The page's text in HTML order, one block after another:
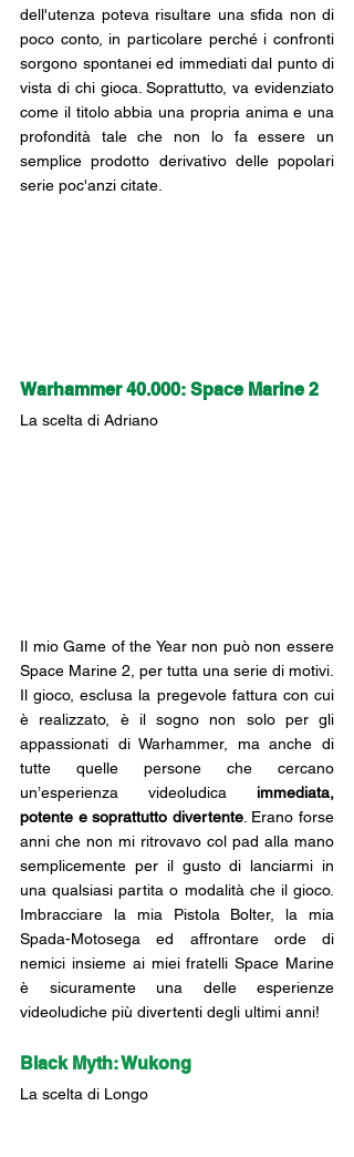
dell'utenza poteva risultare una sfida non di
poco conto, in particolare perché i confronti
sorgono spontanei ed immediati dal punto di
vista di chi gioca. Soprattutto, va evidenziato
come il titolo abbia una propria anima e una
profondità tale che non lo fa essere un
semplice prodotto derivativo delle popolari
serie poc'anzi citate.
Warhammer 40.000: Space Marine 2
La scelta di Adriano
Il mio Game of the Year non può non essere
Space Marine 2, per tutta una serie di motivi.
Il gioco, esclusa la pregevole fattura con cui
è realizzato, è il sogno non solo per gli
appassionati di Warhammer, ma anche di
tutte quelle persone che cercano
un’esperienza videoludica immediata,
potente e soprattutto divertente. Erano forse
anni che non mi ritrovavo col pad alla mano
semplicemente per il gusto di lanciarmi in
una qualsiasi partita o modalità che il gioco.
Imbracciare la mia Pistola Bolter, la mia
Spada-Motosega ed affrontare orde di
nemici insieme ai miei fratelli Space Marine
è sicuramente una delle esperienze
videoludiche più divertenti degli ultimi anni!
Black Myth: Wukong
La scelta di Longo